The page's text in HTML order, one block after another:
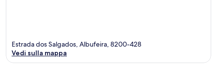
Estrada dos Salgados, Albufeira, 8200-428
Vedi sulla mappa